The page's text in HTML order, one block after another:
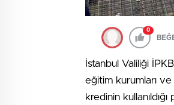
0
İstanbul Valiliği
eğitim kurumları ve
kredinin